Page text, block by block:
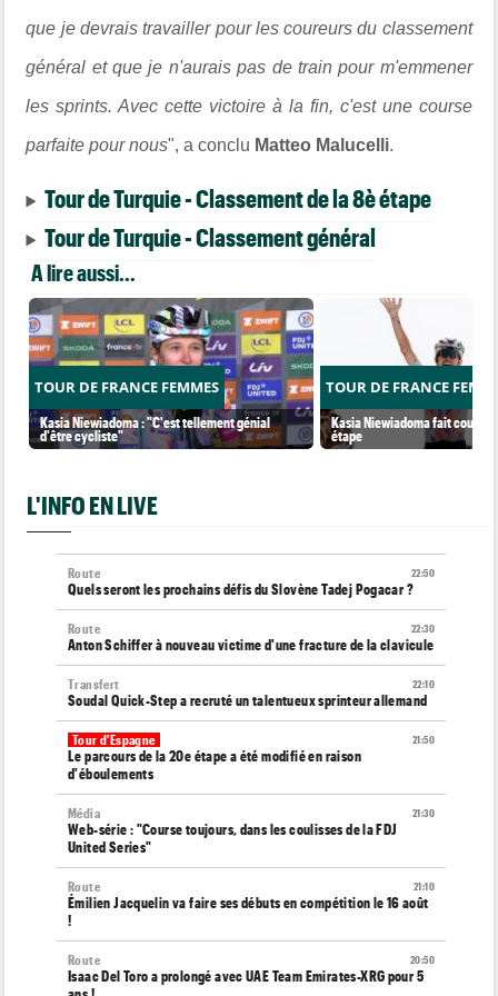
que je devrais travailler pour les coureurs du classement
général et que je n'aurais pas de train pour m'emmener
les sprints. Avec cette victoire à la fin, c'est une course
parfaite pour nous", a conclu Matteo Malucelli.
Tour de Turquie - Classement de la 8è étape
Tour de Turquie - Classement général
A lire aussi...
TOUR DE FRANCE FEMMES
Kasia Niewiadoma : "C'est tellement génial
d'être cycliste"
TOUR DE FRANCE
Kasia Niewiadoma fait coup
étape
L'INFO EN LIVE
22:50
Route
Quels seront les prochains défis du Slovène Tadej Pogacar ?
22:30
Route
Anton Schiffer à nouveau victime d'une fracture de la clavicule
22:10
Transfert
Soudal Quick-Step a recruté un talentueux sprinteur allemand
21:50
Tour d'Espagne
Le parcours de la 20e étape a été modifié en raison
d'éboulements
21:30
Média
Web-série : "Course toujours, dans les coulisses de la FDJ
United Series"
21:10
Route
Émilien Jacquelin va faire ses débuts en compétition le 16 août
!
20:50
Route
Isaac Del Toro a prolongé avec UAE Team Emirates-XRG pour 5